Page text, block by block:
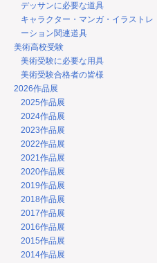
デッサンに必要な道具
キャラクター・マンガ・イラストレ
ーション関連道具
美術高校受験
美術受験に必要な用具
美術受験合格者の皆様
2026作品展
2025作品展
2024作品展
2023作品展
2022作品展
2021作品展
2020作品展
2019作品展
2018作品展
2017作品展
2016作品展
2015作品展
2014作品展